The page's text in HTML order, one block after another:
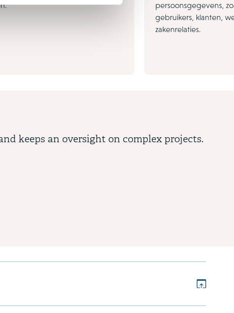
persoonsgegevens,
gebruikers, klanten,
zakenrelaties.
keeps an oversight on complex projects.